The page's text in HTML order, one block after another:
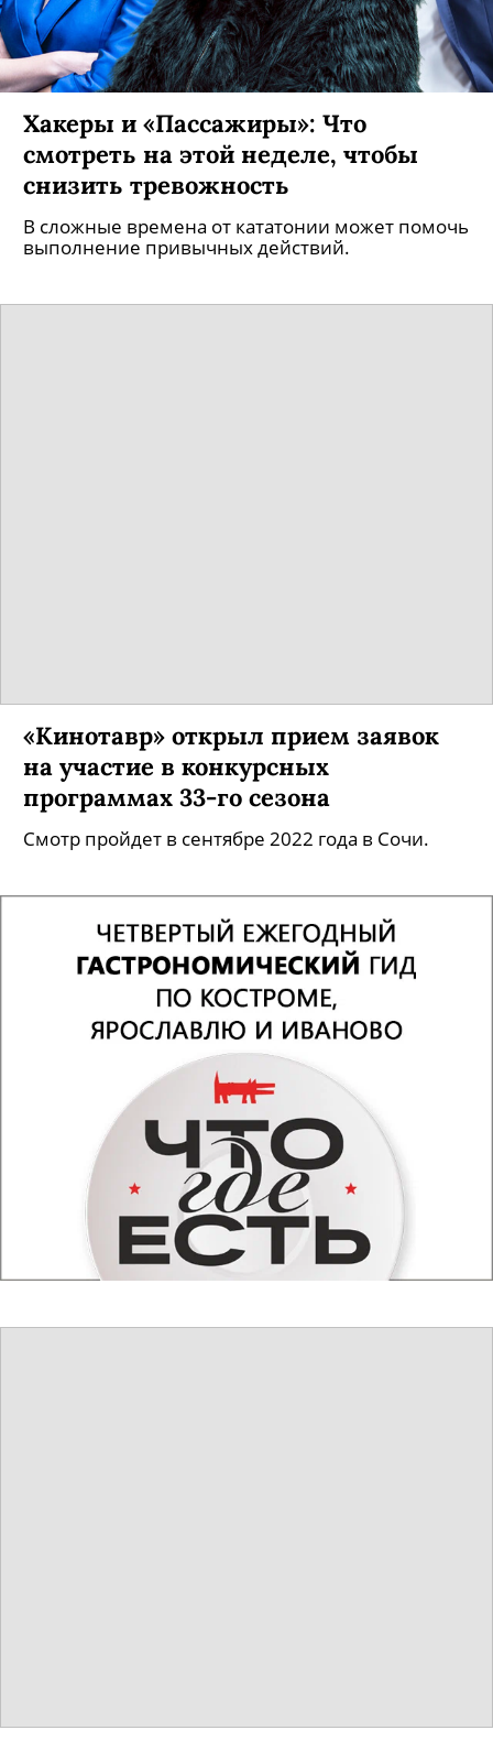
Хакеры и «Пассажиры»: Что
смотреть на этой неделе, чтобы
снизить тревожность
В сложные времена от кататонии может помочь
выполнение привычных действий.
«Кинотавр» открыл прием заявок
на участие в конкурсных
программах 33-го сезона
Смотр пройдет в сентябре 2022 года в Сочи.